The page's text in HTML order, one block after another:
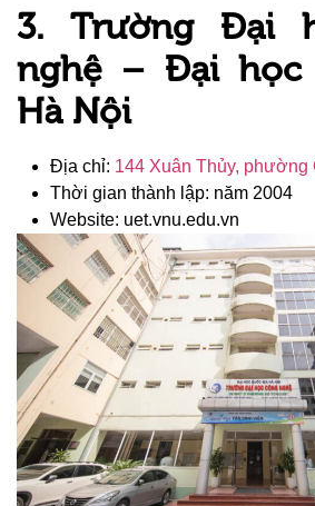
3. Trường Đại
nghệ – Đại học
Hà Nội
Địa chỉ: 144 Xuân Thủy, phường
Thời gian thành lập: năm 2004
Website: uet.vnu.edu.vn